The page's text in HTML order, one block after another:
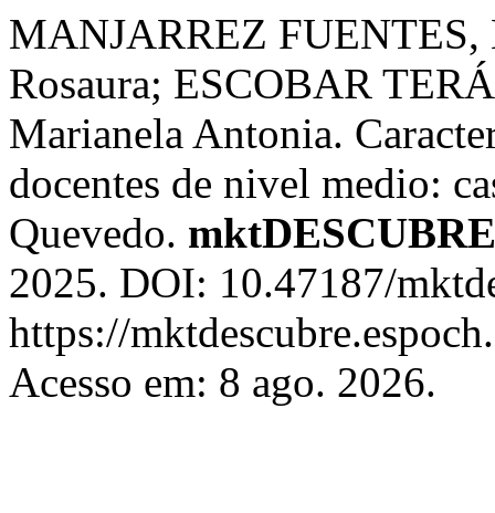
MANJARREZ
Rosaura; ESCOBAR
Marianela Antonia.
docentes de nivel medio:
Quevedo. mktDESCUBRE
2025. DOI: 10.47187/
https://
Acesso em: 8 ago. 2026.